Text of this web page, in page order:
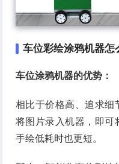
车位彩绘涂鸦机器怎
车位涂鸦机器的优势：
相比于价格高、追求细
将图片录入机器，即可
手绘低耗时也更短。